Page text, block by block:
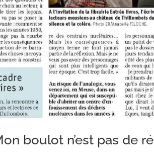
boulot n’est pas de